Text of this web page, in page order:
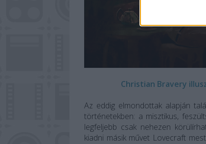
Christian Bravery
Az eddig elmondottak alapján
történetekben: a misztikus,
legfeljebb csak nehezen
kiadni másik művet Lovecraft